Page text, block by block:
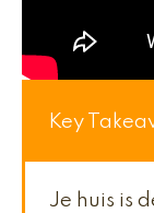
Key
Je huis is